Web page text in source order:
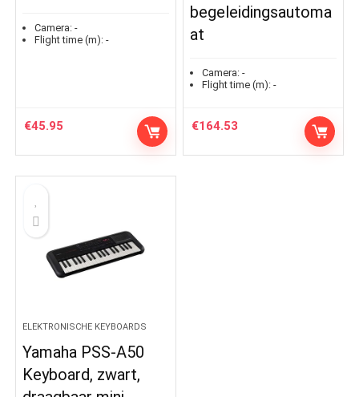
Camera: -
Flight time (m): -
€45.95
begeleidingsautoma
at
Camera: -
Flight time (m): -
€164.53
ELEKTRONISCHE KEYBOARDS
Yamaha PSS-A50
Keyboard, zwart,